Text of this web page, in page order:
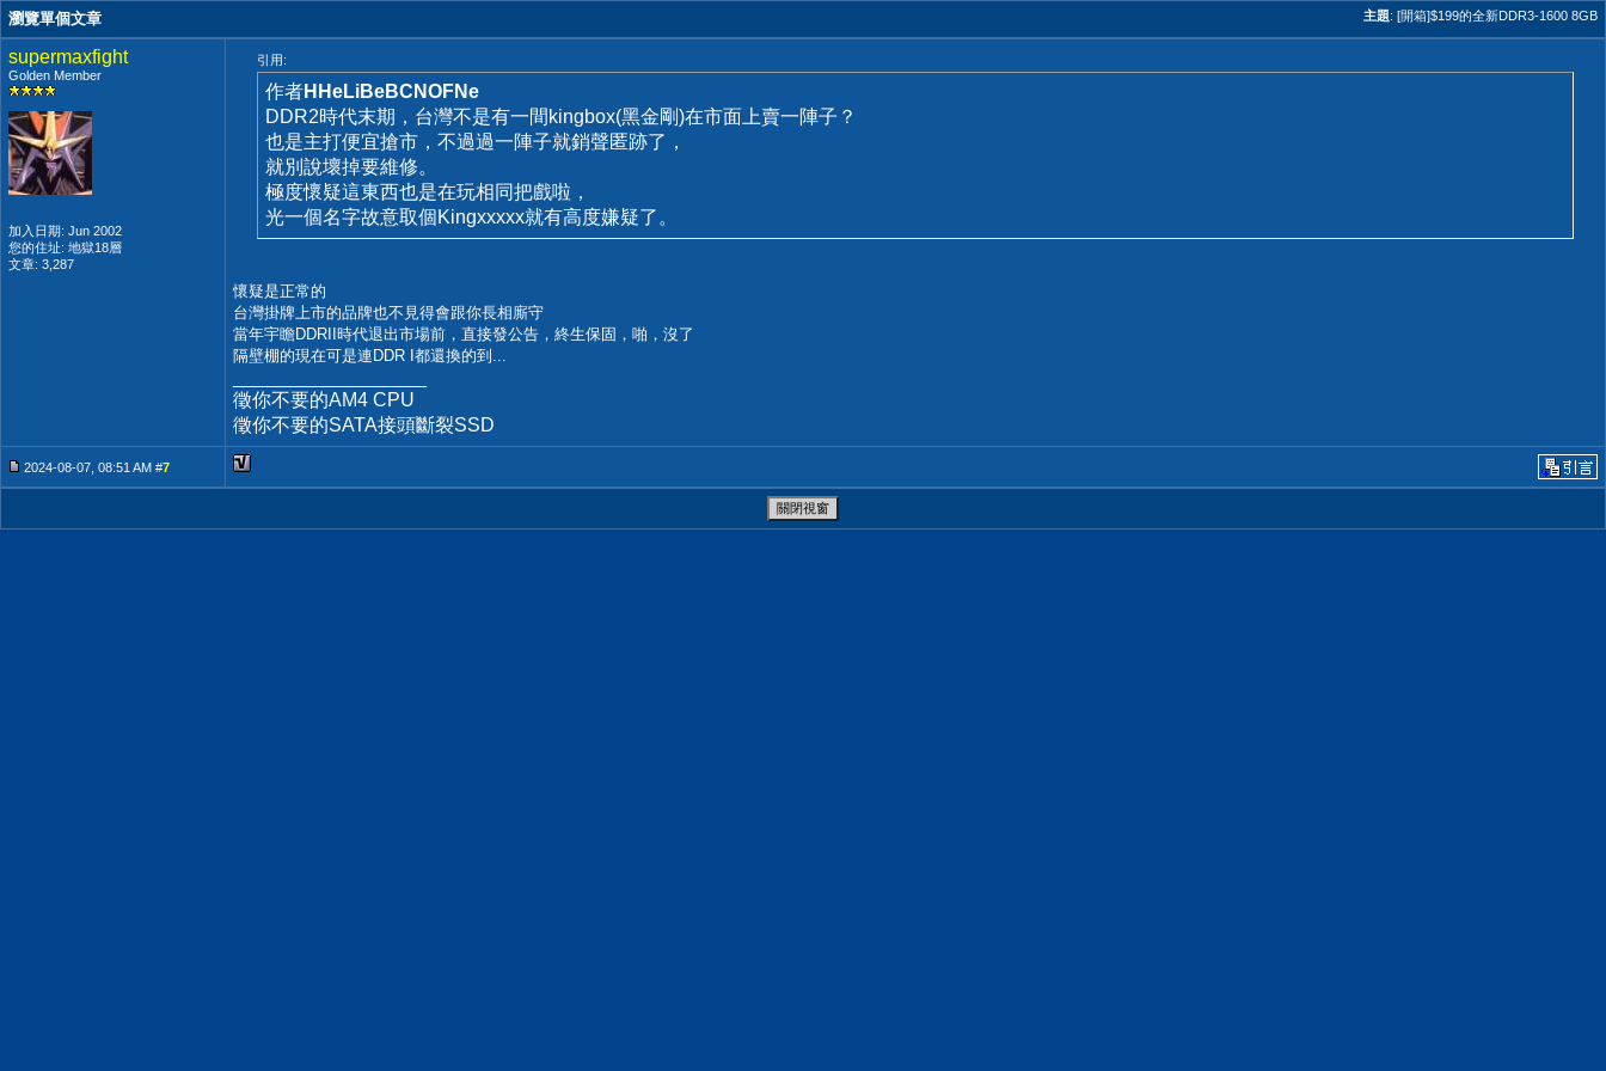
主題: [開箱]$199的全新DDR3-1600 8GB
瀏覽單個文章
supermaxfight
Golden Member
加入日期: Jun 2002
您的住址: 地獄18層
文章: 3,287
引用:
作者HHeLiBeBCNOFNe
DDR2時代末期，台灣不是有一間kingbox(黑金剛)在市面上賣一陣子？
也是主打便宜搶市，不過過一陣子就銷聲匿跡了，
就別說壞掉要維修。
極度懷疑這東西也是在玩相同把戲啦，
光一個名字故意取個Kingxxxxx就有高度嫌疑了。
懷疑是正常的
台灣掛牌上市的品牌也不見得會跟你長相廝守
當年宇瞻DDRII時代退出市場前，直接發公告，終生保固，啪，沒了
隔壁棚的現在可是連DDR I都還換的到...
徵你不要的AM4 CPU
徵你不要的SATA接頭斷裂SSD
2024-08-07, 08:51 AM #7